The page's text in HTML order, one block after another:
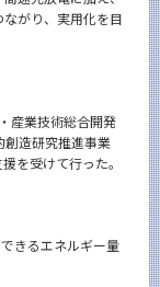
がり、実用化を目
産業技術総合開発
創造研究推進事業
を受けて行った。
きるエネルギー量